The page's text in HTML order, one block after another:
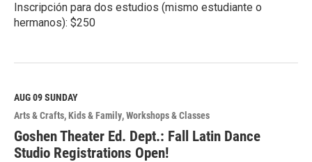
Inscripción para dos estudios (mismo estudiante o
hermanos): $250
e
M
o
r
e
AUG 09SUNDAY
Arts & Crafts Kids & Family Workshops & Classes
Goshen Theater Ed. Dept.: Fall Latin Dance
Studio Registrations Open!